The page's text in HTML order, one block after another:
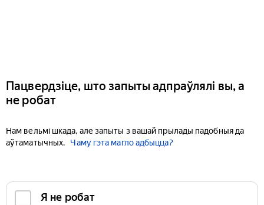
Пацвердзіце, што запыты адпраўлялі вы, а
не робат
Нам вельмі шкада, але запыты з вашай прылады падобныя да
аўтаматычных.
Чаму гэта магло адбыцца?
Я не робат